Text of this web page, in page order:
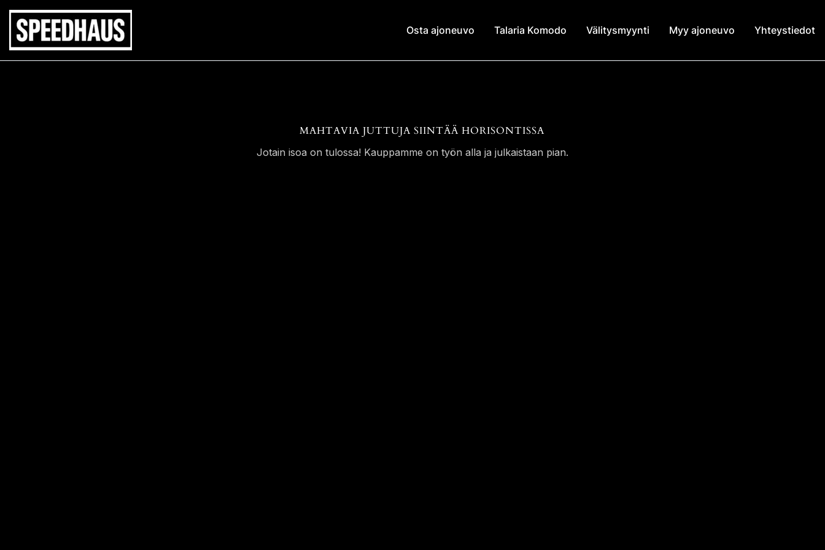
Siirry
sisältöön
Osta ajoneuvo Talaria Komodo Välitysmyynti Myy ajoneuvo Yhteystiedot
MAHTAVIA JUTTUJA SIINTÄÄ HORISONTISSA
Jotain isoa on tulossa! Kauppamme on työn alla ja julkaistaan pian.